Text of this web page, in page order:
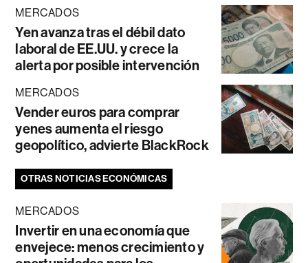
MERCADOS
Yen avanza tras el débil dato
laboral de EE.UU. y crece la
alerta por posible intervención
MERCADOS
Vender euros para comprar
yenes aumenta el riesgo
geopolítico, advierte BlackRock
OTRAS NOTICIAS ECONÓMICAS
MERCADOS
Invertir en una economía que
envejece: menos crecimiento y